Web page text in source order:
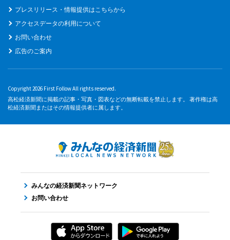
プレスリリース・情報提供はこちらから
アクセスデータの利用について
お問い合わせ
広告のご案内
Copyright 2026 First Follow All rights reserved.
高松経済新聞に掲載の記事・写真・図表などの無断転載を禁止します。 著作権は高
松経済新聞またはその情報提供者に属します。
みんなの経済新聞ネットワーク
お問い合わせ